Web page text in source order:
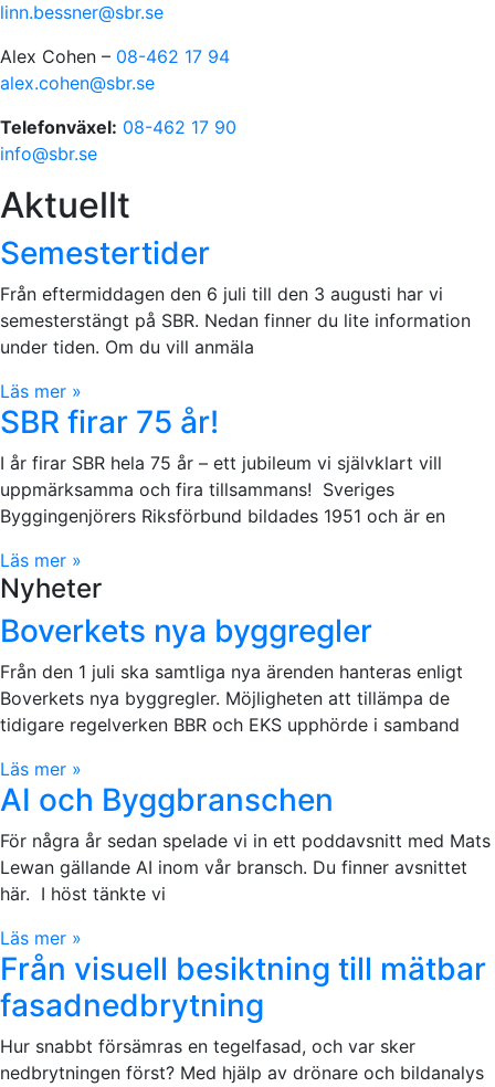
linn.bessner@sbr.se
Alex Cohen – 08-462 17 94
alex.cohen@sbr.se
Telefonväxel: 08-462 17 90
info@sbr.se
Aktuellt
Semestertider
Från eftermiddagen den 6 juli till den 3 augusti har vi
semesterstängt på SBR. Nedan finner du lite information
under tiden. Om du vill anmäla
Läs mer »
SBR firar 75 år!
I år firar SBR hela 75 år – ett jubileum vi självklart vill
uppmärksamma och fira tillsammans! Sveriges
Byggingenjörers Riksförbund bildades 1951 och är en
Läs mer »
Nyheter
Boverkets nya byggregler
Från den 1 juli ska samtliga nya ärenden hanteras enligt
Boverkets nya byggregler. Möjligheten att tillämpa de
tidigare regelverken BBR och EKS upphörde i samband
Läs mer »
AI och Byggbranschen
För några år sedan spelade vi in ett poddavsnitt med Mats
Lewan gällande AI inom vår bransch. Du finner avsnittet
här. I höst tänkte vi
Läs mer »
Från visuell besiktning till mätbar
fasadnedbrytning
Hur snabbt försämras en tegelfasad, och var sker
nedbrytningen först? Med hjälp av drönare och bildanalys